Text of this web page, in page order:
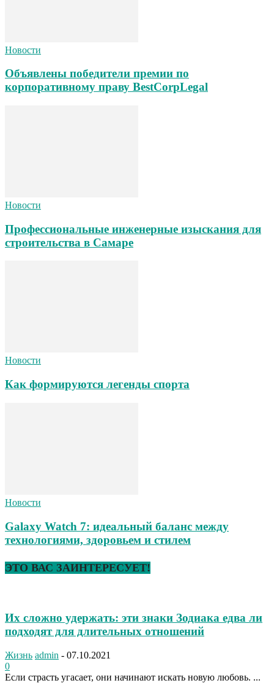
Новости
Объявлены победители премии по
корпоративному праву BestCorpLegal
Новости
Профессиональные инженерные изыскания для
строительства в Самаре
Новости
Как формируются легенды спорта
Новости
Galaxy Watch 7: идеальный баланс между
технологиями, здоровьем и стилем
ЭТО ВАС ЗАИНТЕРЕСУЕТ!
Их сложно удержать: эти знаки Зодиака едва ли
подходят для длительных отношений
Жизнь admin - 07.10.2021
0
Если страсть угасает, они начинают искать новую любовь. ...